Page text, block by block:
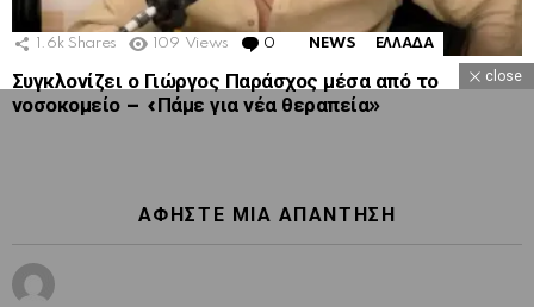
1.6k Shares 109 Views 0 Comments
NEWS ΕΛΛΑΔΑ
Συγκλονίζει ο Γιώργος Παράσχος μέσα από το
νοσοκομείο – «Πάμε για νέα θεραπεία»
ΑΦΉΣΤΕ ΜΙΑ ΑΠΆΝΤΗΣΗ
close